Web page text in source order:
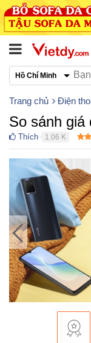
Hồ Chí Minh
Trang chủ Điện
So sánh giá
Thích 1.06 K